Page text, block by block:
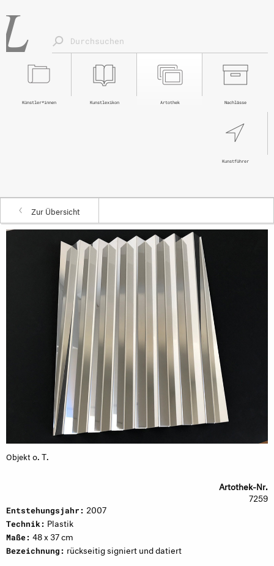
Nachlässe
Artothek
Kunstlexikon
Künstler*innen
Kunstführer
Zur Übersicht
Objekt o. T.
Artothek-Nr.
7259
Entstehungsjahr: 2007
Technik: Plastik
Maße: 48 x 37 cm
Bezeichnung: rückseitig signiert und datiert